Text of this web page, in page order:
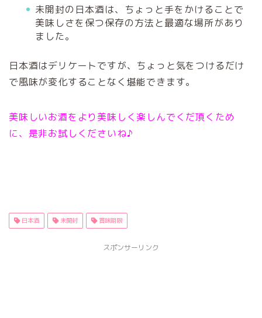
未開封の日本酒は、ちょっと手をかけることで
美味しさを保つ保存の方法と最適な場所があり
ました。
日本酒はデリケートですが、ちょっと気をつけるだけ
で風味が変化することなく堪能できます。
美味しいお酒をより美味しく楽しんでくだ頂くため
に、是非お試しくださいね♪
日本酒 未開封 賞味期限
スポンサーリンク